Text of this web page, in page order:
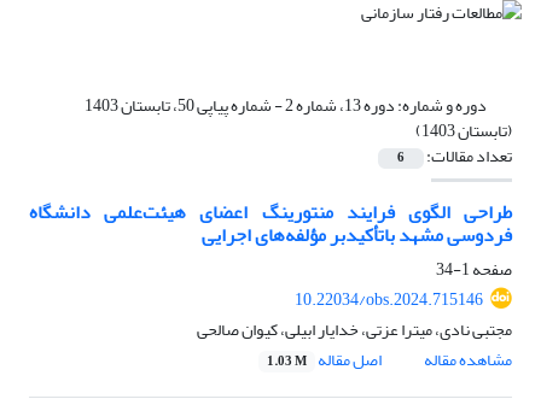
دوره و شماره: دوره 13، شماره 2 - شماره پیاپی 50، تابستان 1403
(تابستان 1403)
تعداد مقالات: 6
طراحی الگوی فرایند منتورینگ اعضای هیئت‌علمی دانشگاه
فردوسی مشهد باتأکیدبر مؤلفه‌های اجرایی
صفحه1-34
10.22034/obs.2024.715146
مجتبی نادی، میترا عزتی، خدایار ابیلی، کیوان صالحی
مشاهده مقاله
اصل مقاله 1.03 M